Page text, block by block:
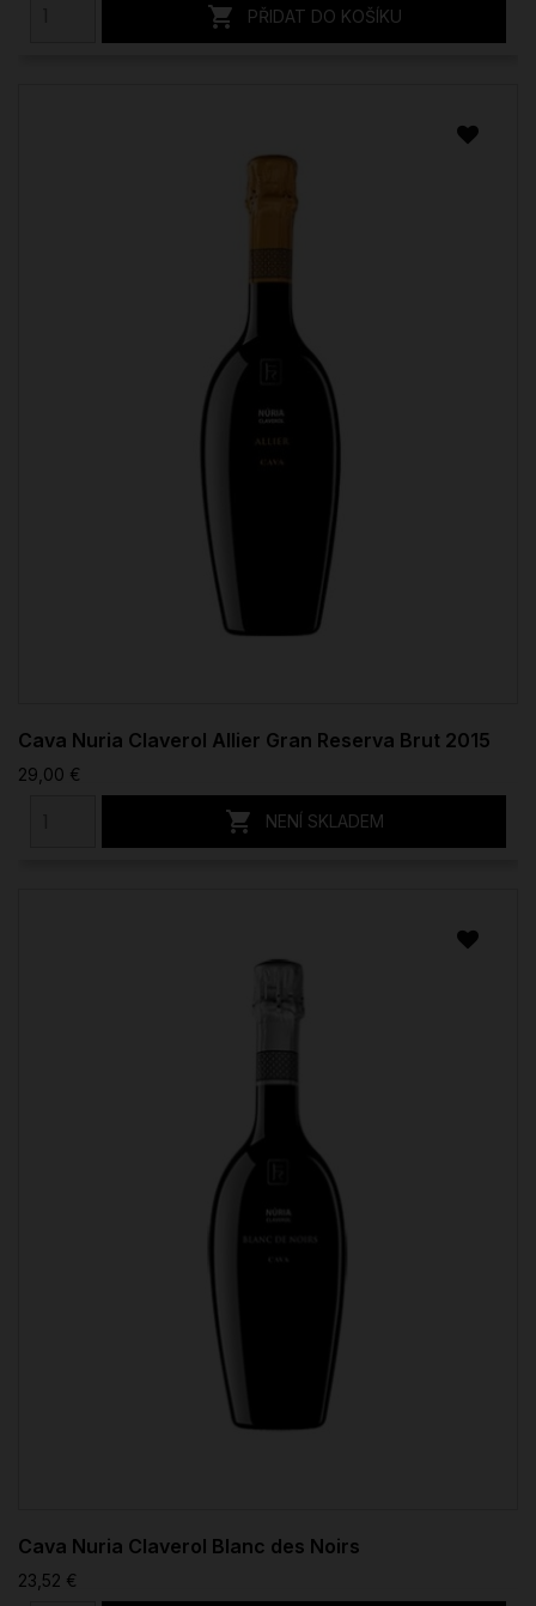
 PŘIDAT DO KOŠÍKU
Cava Nuria Claverol Allier Gran Reserva Brut 2015
29,00 €
 NENÍ SKLADEM
Cava Nuria Claverol Blanc des Noirs
23,52 €